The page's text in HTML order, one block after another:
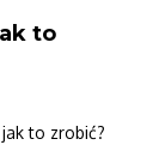
to
to zrobić?